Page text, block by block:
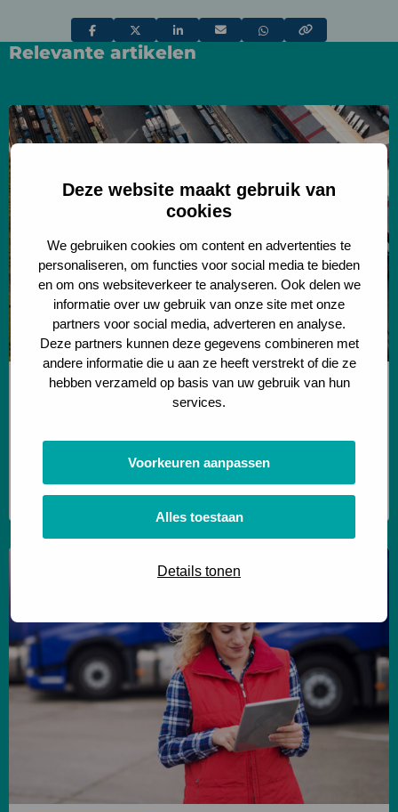
Deze website maakt gebruik van
cookies
We gebruiken cookies om content en advertenties te
personaliseren, om functies voor social media te bieden
en om ons websiteverkeer te analyseren. Ook delen we
informatie over uw gebruik van onze site met onze
partners voor social media, adverteren en analyse.
Deze partners kunnen deze gegevens combineren met
andere informatie die u aan ze heeft verstrekt of die ze
hebben verzameld op basis van uw gebruik van hun
services.
Voorkeuren aanpassen
Alles toestaan
Details tonen
Deel
via
Deel
via
Deel
via
Deel
Deel
Relevante artikelen
Greening Corridors
Van zee naar hinterland: zo maak je
multimodaal echt betrouwbaar
Lees meer
Lees
meer
over
On
the
Dry
port
to
Dry
port-
concept
Een
integrale
blik